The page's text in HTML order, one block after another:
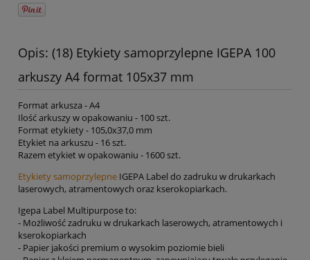
Opis: (18) Etykiety samoprzylepne IGEPA 100
arkuszy A4 format 105x37 mm
Format arkusza - A4
Ilość arkuszy w opakowaniu - 100 szt.
Format etykiety - 105,0x37,0 mm
Etykiet na arkuszu - 16 szt.
Razem etykiet w opakowaniu - 1600 szt.
Etykiety samoprzylepne IGEPA Label do zadruku w drukarkach
laserowych, atramentowych oraz kserokopiarkach.
Igepa Label Multipurpose to:
- Możliwość zadruku w drukarkach laserowych, atramentowych i
kserokopiarkach
- Papier jakości premium o wysokim poziomie bieli